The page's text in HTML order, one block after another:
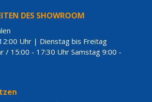
DES SHOWROOM
Uhr | Dienstag bis Freitag
/ 15:00 - 17:30 Uhr Samstag 9:00 -